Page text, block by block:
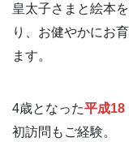
皇太子さまと絵本
り、お健やかにお
ます。
4歳となった平成18
初訪問もご経験。